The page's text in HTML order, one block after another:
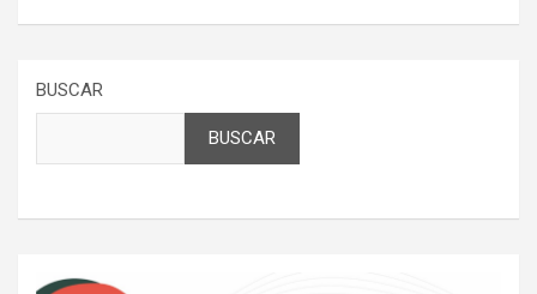
BUSCAR
BUSCAR